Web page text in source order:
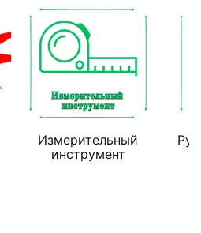
Измерительный
инструмент